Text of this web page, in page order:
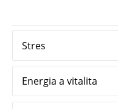
Stres
Energia a vitalita